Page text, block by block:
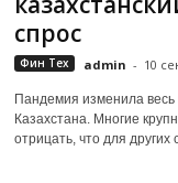
спрос
Фин Тех admin - 10
Пандемия изменила весь
Казахстана. Многие
отрицать, что для